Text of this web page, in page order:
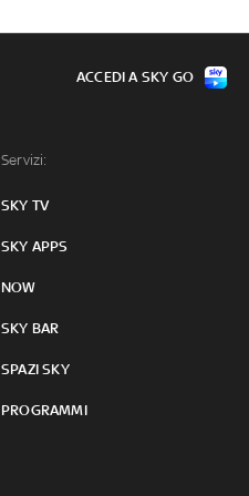
Servizi:
SKY TV
SKY APPS
NOW
SKY BAR
SPAZI SKY
PROGRAMMI
ACCEDI A SKY GO